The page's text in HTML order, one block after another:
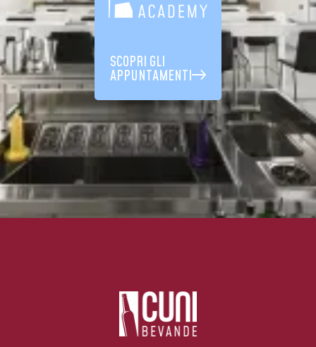
SCOPRI GLI
APPUNTAMENTI